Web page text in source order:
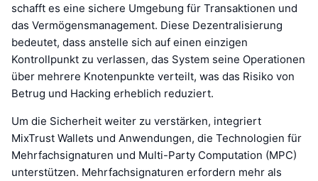
schafft es eine sichere Umgebung für Transaktionen und
das Vermögensmanagement. Diese Dezentralisierung
bedeutet, dass anstelle sich auf einen einzigen
Kontrollpunkt zu verlassen, das System seine Operationen
über mehrere Knotenpunkte verteilt, was das Risiko von
Betrug und Hacking erheblich reduziert.
Um die Sicherheit weiter zu verstärken, integriert
MixTrust Wallets und Anwendungen, die Technologien für
Mehrfachsignaturen und Multi-Party Computation (MPC)
unterstützen. Mehrfachsignaturen erfordern mehr als